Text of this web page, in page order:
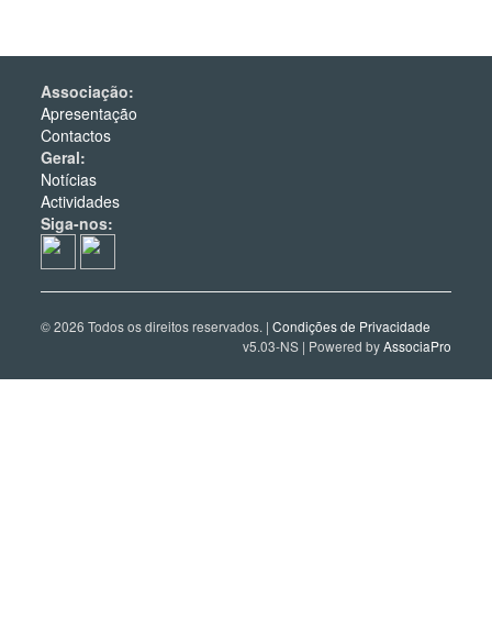
Associação:
Apresentação
Contactos
Geral:
Notícias
Actividades
Siga-nos:
© 2026 Todos os direitos reservados. | Condições de Privacidade
v5.03-NS | Powered byAssociaPro